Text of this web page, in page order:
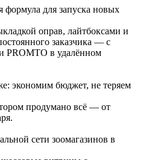
формула для запуска новых
оправ, лайтбоксами и
заказчика — с
PROMTO в удалённом
экономим бюджет, не теряем
продумано всё — от
сети зоомагазинов в